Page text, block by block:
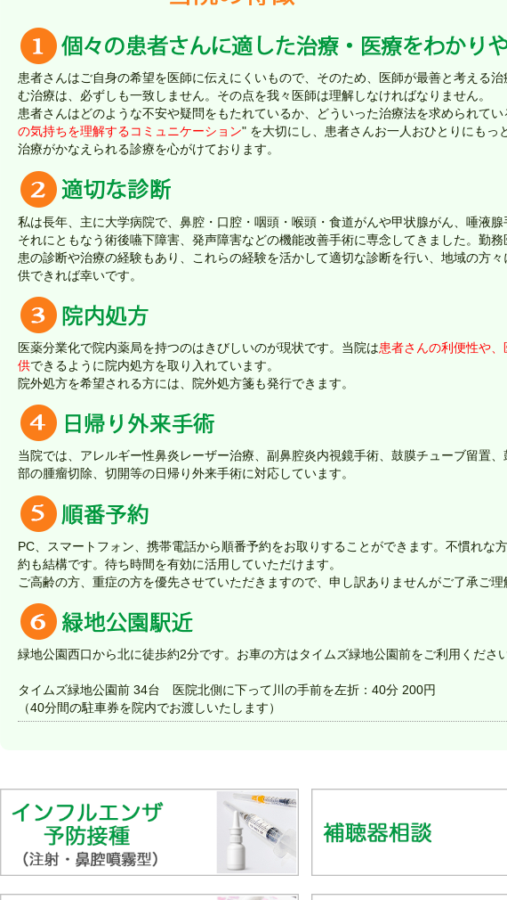
【日帰り外来手術について】
外来手術についての内容を追加いたしました。（予約制）
日帰り外来手術についてはこちら ＞＞
患者さんはご自身の希望を医師に伝えにくいもので、そのため、医師が最善と考える
む治療は、必ずしも一致しません。その点を我々医師は理解しなければなりません。
患者さんはどのような不安や疑問をもたれているか、どういった治療法を求められてい
の気持ちを理解するコミュニケーション" を大切にし、患者さんお一人おひとりにもっ
治療がかなえられる診療を心がけております。
私は長年、主に大学病院で、鼻腔・口腔・咽頭・喉頭・食道がんや甲状腺がん、唾液腺
それにともなう術後嚥下障害、発声障害などの機能改善手術に専念してきました。勤
患の診断や治療の経験もあり、これらの経験を活かして適切な診断を行い、地域の方
供できれば幸いです。
医薬分業化で院内薬局を持つのはきびしいのが現状です。当院は患者さんの利便性や
供できるように院内処方を取り入れています。
院外処方を希望される方には、院外処方箋も発行できます。
当院では、アレルギー性鼻炎レーザー治療、副鼻腔炎内視鏡手術、鼓膜チューブ留置
部の腫瘤切除、切開等の日帰り外来手術に対応しています。
PC、スマートフォン、携帯電話から順番予約をお取りすることができます。不慣れな
約も結構です。待ち時間を有効に活用していただけます。
ご高齢の方、重症の方を優先させていただきますので、申し訳ありませんがご了承ご理
緑地公園西口から北に徒歩約2分です。お車の方はタイムズ緑地公園前をご利用ください
タイムズ緑地公園前 34台 医院北側に下って川の手前を左折
（40分間の駐車券を院内でお渡しいたします）
：40分 200円